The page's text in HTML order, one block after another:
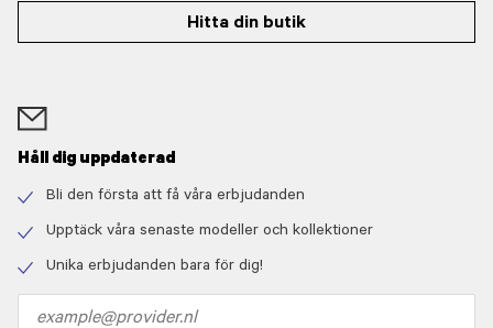
Hitta din butik
Håll dig uppdaterad
icon
Bli den första att få våra erbjudanden
icon
Upptäck våra senaste modeller och kollektioner
Unika erbjudanden bara för dig!
address